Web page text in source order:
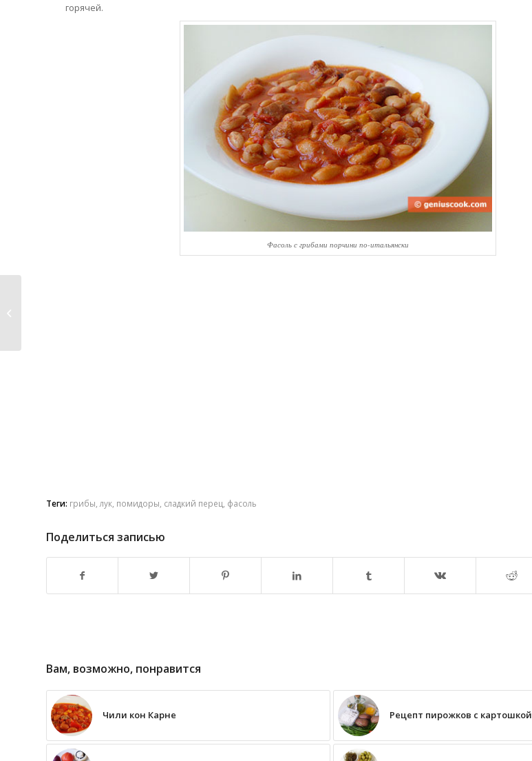
горячей.
Фасоль с грибами порчини по-итальянски
Теги: грибы,лук, помидоры, сладкий перец, фасоль
Поделиться записью
Вам, возможно, понравится
Чили кон Карне Рецепт пирожков с картошкой